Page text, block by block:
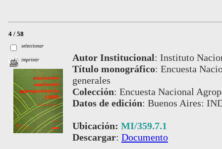
4 / 58
seleccionar
imprimir Autor Institucional: Instituto
Título monográfico: Encuesta
generales
Colección: Encuesta Nacional
Datos de edición: Buenos Aires:
Ubicación: MI/359.7.1
Descargar: Documento